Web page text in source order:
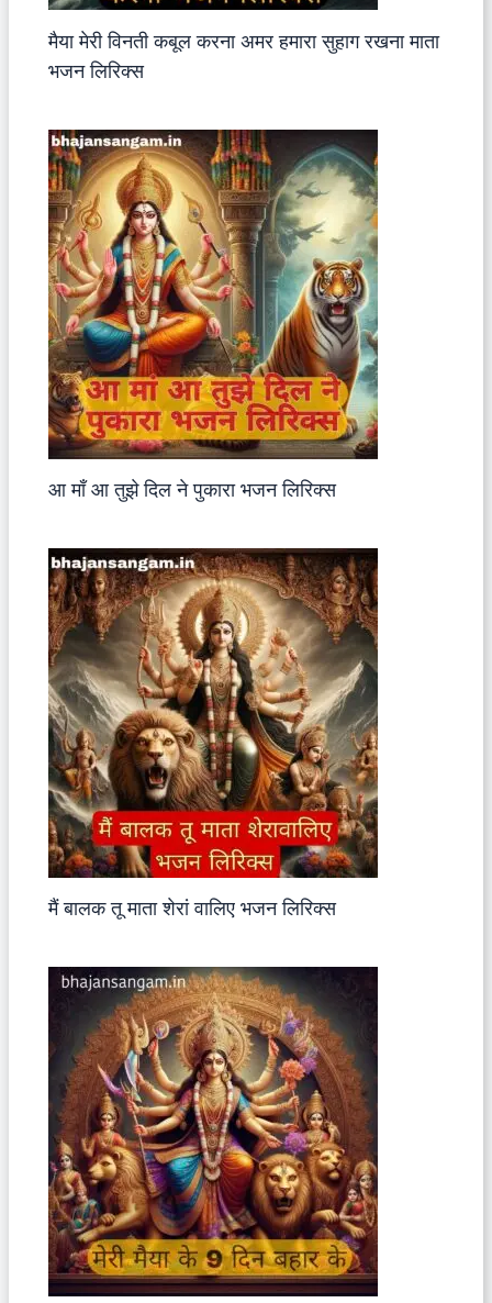
मैया मेरी विनती कबूल करना अमर हमारा सुहाग रखना माता
भजन लिरिक्स
आ माँ आ तुझे दिल ने पुकारा भजन लिरिक्स
मैं बालक तू माता शेरां वालिए भजन लिरिक्स